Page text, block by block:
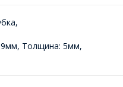
Толщина: 5мм,